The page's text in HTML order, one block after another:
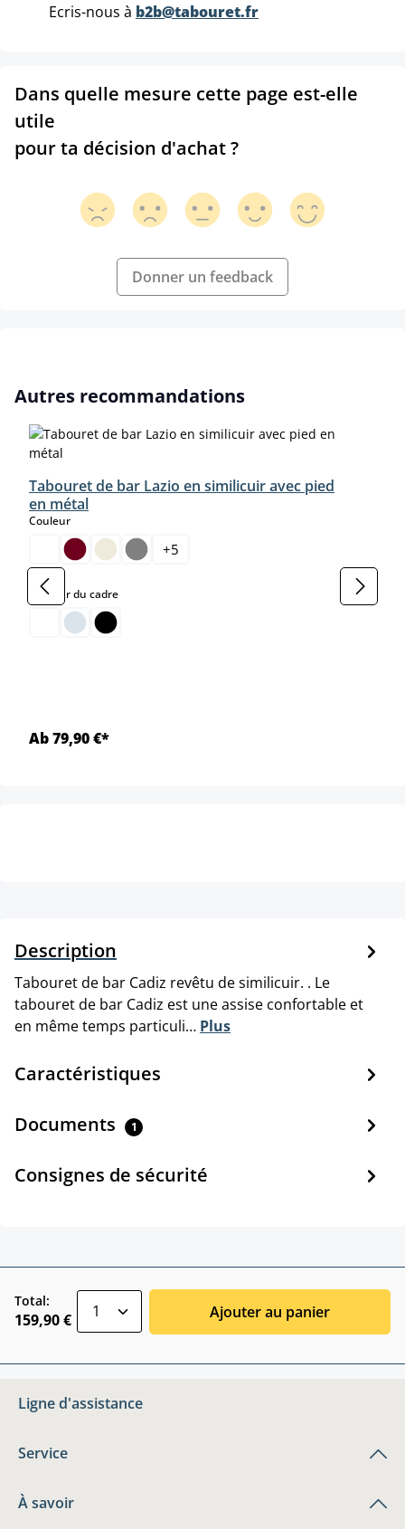
Ecris-nous à b2b@tabouret.fr
Dans quelle mesure cette page est-elle
utile
pour ta décision d'achat ?
Donner un feedback
Ignorer la galerie de produits
Autres recommandations
Tabouret de bar Lazio en similicuir avec pied
en métal
Couleurselect
+5
Couleur du cadreselect
Ab 79,90 €*
Description
Tabouret de bar Cadiz revêtu de similicuir. . Le
tabouret de bar Cadiz est une assise confortable et
en même temps particuli… Plus
Caractéristiques
Documents 1
Consignes de sécurité
Total:
159,90 € Ajouter au panier
Ligne d'assistance
Service
À savoir